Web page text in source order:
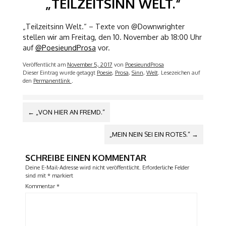
„Teilzeitsinn Welt.“ – Texte von @Downwrighter
stellen wir am Freitag, den 10. November ab 18:00 Uhr
auf@PoesieundProsa vor.
Veröffentlicht am November 5, 2017 von PoesieundProsa
Dieser Eintrag wurde getaggt Poesie, Prosa, Sinn, Welt. Lesezeichen auf
den Permanentlink .
ARTIKEL-
← „VON HIER AN FREMD.“
„MEIN NEIN SEI EIN ROTES.“ →
SCHREIBE EINEN KOMMENTAR
Deine E-Mail-Adresse wird nicht veröffentlicht. Erforderliche Felder
sind mit *markiert
Kommentar*